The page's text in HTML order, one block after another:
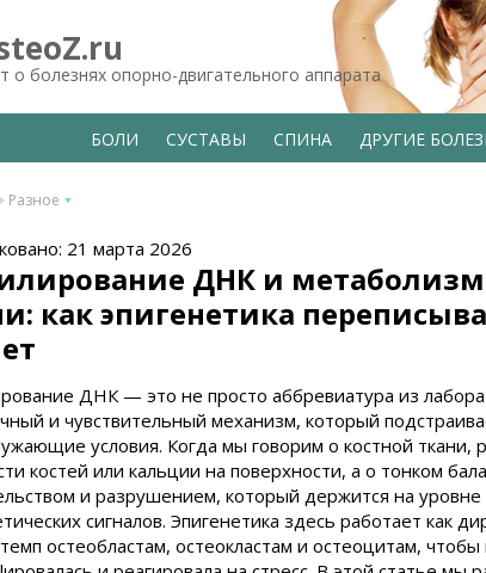
о болезнях опорно-двигательного аппарата
БОЛИ СУСТАВЫ СПИНА ДРУГИЕ
Разное
21 марта 2026
ДНК и метаболизм
как эпигенетика
ДНК — это не просто аббревиатура из
и чувствительный механизм, который
условия. Когда мы говорим о костной ткани,
костей или кальции на поверхности, а о тонком
и разрушением, который держится на уровне
сигналов. Эпигенетика здесь работает как
остеобластам, остеокластам и остеоцитам, чтобы